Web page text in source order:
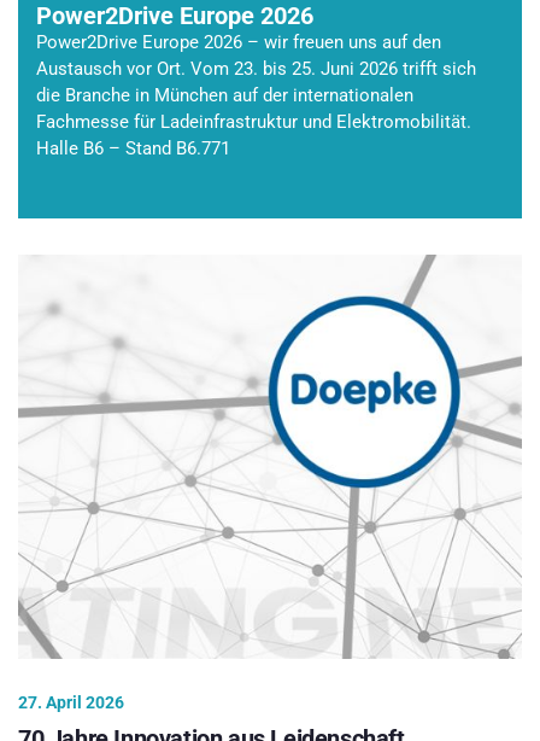
Power2Drive Europe 2026
Power2Drive Europe 2026 – wir freuen uns auf den
Austausch vor Ort. Vom 23. bis 25. Juni 2026 trifft sich
die Branche in München auf der internationalen
Fachmesse für Ladeinfrastruktur und Elektromobilität.
Halle B6 – Stand B6.771
27. April 2026